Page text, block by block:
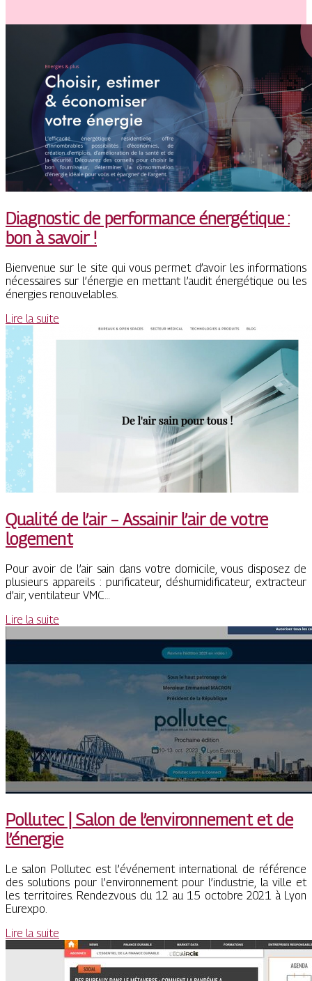
Diagnostic de performance énergétique :
bon à savoir !
Bienvenue sur le site qui vous permet d’avoir les informations
nécessaires sur l’énergie en mettant l’audit énergétique ou les
énergies renouvelables.
Lire la suite
Qualité de l’air – Assainir l’air de votre
logement
Pour avoir de l’air sain dans votre domicile, vous disposez de
plusieurs appareils : purificateur, déshumidificateur, extracteur
d’air, ventilateur VMC…
Lire la suite
Pollutec | Salon de l’en­viron­ne­ment et de
l’énergie
Le salon Pollutec est l’événement international de référence
des solutions pour l’environnement pour l’industrie, la ville et
les territoires. Rendezvous du 12 au 15 octobre 2021 à Lyon
Eurexpo.
Lire la suite